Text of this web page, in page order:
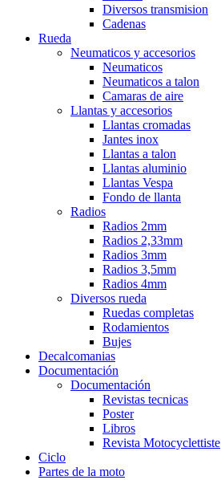
Diversos transmision
Cadenas
Rueda
Neumaticos y accesorios
Neumaticos
Neumaticos a talon
Camaras de aire
Llantas y accesorios
Llantas cromadas
Jantes inox
Llantas a talon
Llantas aluminio
Llantas Vespa
Fondo de llanta
Radios
Radios 2mm
Radios 2,33mm
Radios 3mm
Radios 3,5mm
Radios 4mm
Diversos rueda
Ruedas completas
Rodamientos
Bujes
Decalcomanias
Documentación
Documentación
Revistas tecnicas
Poster
Libros
Revista Motocyclettiste
Ciclo
Partes de la moto